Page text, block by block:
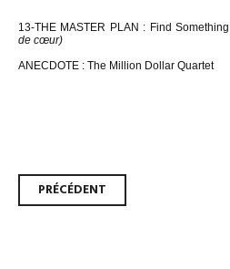
13-THE MASTER PLAN : Find
de cœur)
ANECDOTE : The Million Dollar Quartet
Navigation
PRÉCÉDENT